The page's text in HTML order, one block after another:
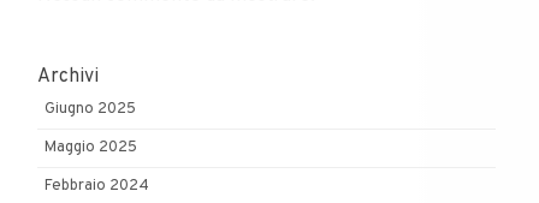
Archivi
Giugno 2025
Maggio 2025
Febbraio 2024